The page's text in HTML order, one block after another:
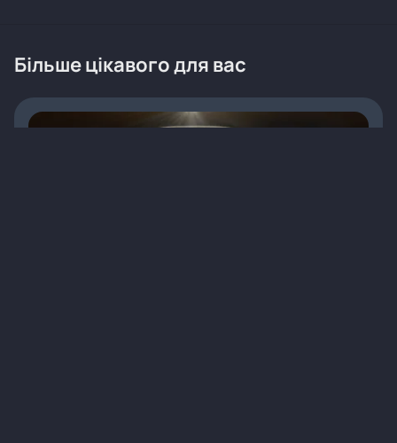
Більше цікавого для вас